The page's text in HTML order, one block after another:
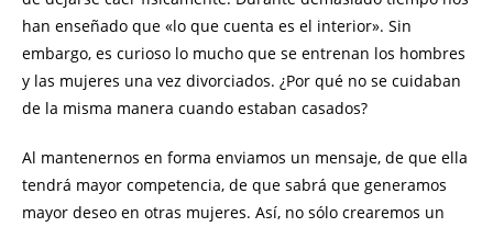
han enseñado que «lo que cuenta es el interior». Sin
embargo, es curioso lo mucho que se entrenan los hombres
y las mujeres una vez divorciados. ¿Por qué no se cuidaban
de la misma manera cuando estaban casados?
Al mantenernos en forma enviamos un mensaje, de que ella
tendrá mayor competencia, de que sabrá que generamos
mayor deseo en otras mujeres. Así, no sólo crearemos un